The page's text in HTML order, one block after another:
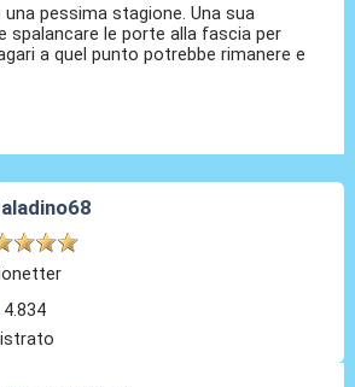
pessima stagione. Una sua
spalancare le porte alla fascia per
a quel punto potrebbe rimanere e
4.834